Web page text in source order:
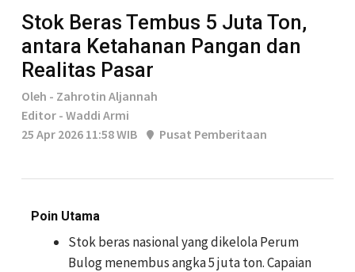
Stok Beras Tembus 5 Juta Ton,
antara Ketahanan Pangan dan
Realitas Pasar
Oleh - Zahrotin Aljannah
Editor - Waddi Armi
25 Apr 2026 11:58 WIB
Pusat Pemberitaan
Poin Utama
Stok beras nasional yang dikelola Perum
Bulog menembus angka 5 juta ton. Capaian